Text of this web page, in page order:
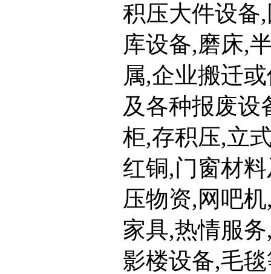
积压大件设备
库设备,磨床,
属,企业搬迁
及各种报废设
柜,存积压,立
红铜,门窗材
压物资,网吧
家具,热情服
影楼设备,毛